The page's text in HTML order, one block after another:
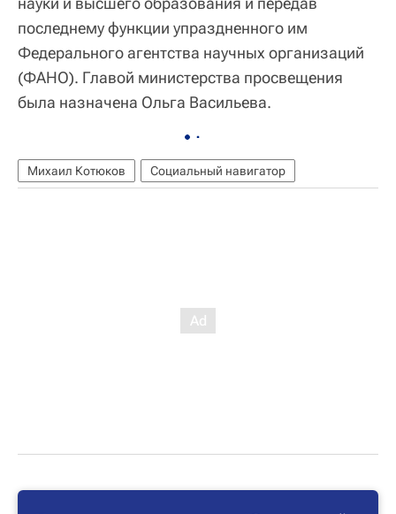
последнему функции упраздненного им
Федерального агентства научных организаций
(ФАНО). Главой министерства просвещения
была назначена Ольга Васильева.
Михаил Котюков Социальный навигатор